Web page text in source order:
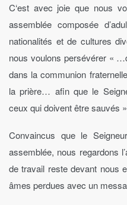
C‘est avec joie que nous
assemblée composée
nationalités et de cultures
nous voulons persévérer «
dans la communion
la prière… afin que le
ceux qui doivent être sauvés
Convaincus que le
assemblée, nous regardons
de travail reste devant nous
âmes perdues avec un